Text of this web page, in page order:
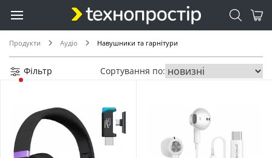
Продукти Аудіо Навушники та гарнітури
Фільтр Сортування по: